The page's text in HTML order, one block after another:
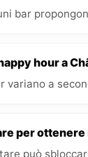
bar
hour a
variano a
per
può